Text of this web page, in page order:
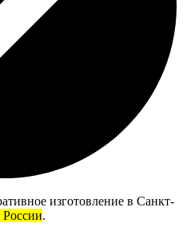
изготовление в Санкт-
России.